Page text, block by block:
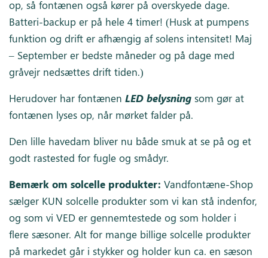
op, så fontænen også kører på overskyede dage.
Batteri-backup er på hele 4 timer! (Husk at pumpens
funktion og drift er afhængig af solens intensitet! Maj
– September er bedste måneder og på dage med
gråvejr nedsættes drift tiden.)
Herudover har fontænenLED belysning som gør at
fontænen lyses op, når mørket falder på.
Den lille havedam bliver nu både smuk at se på og et
godt rastested for fugle og smådyr.
Bemærk om solcelle produkter: Vandfontæne-Shop
sælger KUN solcelle produkter som vi kan stå indenfor,
og som vi VED er gennemtestede og som holder i
flere sæsoner. Alt for mange billige solcelle produkter
på markedet går i stykker og holder kun ca. en sæson